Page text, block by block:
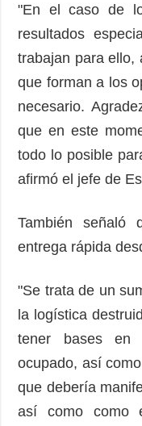
"En el caso de
resultados
trabajan para ello,
que forman a los
necesario.
que en este
todo lo posible
afirmó el jefe de
También señaló
entrega rápida
"Se trata de un
la logística
tener bases en
ocupado, así
que debería
así como como